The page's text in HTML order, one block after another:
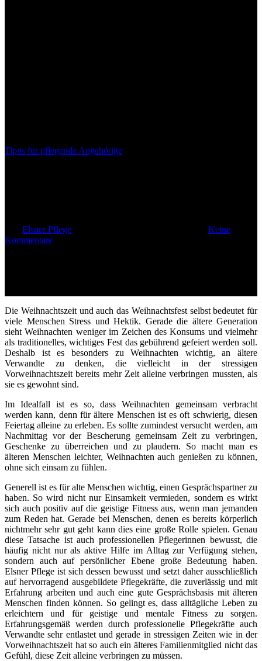
Tipps für pflegende Angehörige
Elsner Pflege
Keine
Kommentare
Die Weihnachtszeit und auch das Weihnachtsfest selbst bedeutet für
viele Menschen Stress und Hektik. Gerade die ältere Generation
sieht Weihnachten weniger im Zeichen des Konsums und vielmehr
als traditionelles, wichtiges Fest das gebührend gefeiert werden soll.
Deshalb ist es besonders zu Weihnachten wichtig, an ältere
Verwandte zu denken, die vielleicht in der stressigen
Vorweihnachtszeit bereits mehr Zeit alleine verbringen mussten, als
sie es gewohnt sind.
Im Idealfall ist es so, dass Weihnachten gemeinsam verbracht
werden kann, denn für ältere Menschen ist es oft schwierig, diesen
Feiertag alleine zu erleben. Es sollte zumindest versucht werden, am
Nachmittag vor der Bescherung gemeinsam Zeit zu verbringen,
Geschenke zu überreichen und zu plaudern. So macht man es
älteren Menschen leichter, Weihnachten auch genießen zu können,
ohne sich einsam zu fühlen.
Generell ist es für alte Menschen wichtig, einen Gesprächspartner zu
haben. So wird nicht nur Einsamkeit vermieden, sondern es wirkt
sich auch positiv auf die geistige Fitness aus, wenn man jemanden
zum Reden hat. Gerade bei Menschen, denen es bereits körperlich
nichtmehr sehr gut geht kann dies eine große Rolle spielen. Genau
diese Tatsache ist auch professionellen Pflegerinnen bewusst, die
häufig nicht nur als aktive Hilfe im Alltag zur Verfügung stehen,
sondern auch auf persönlicher Ebene große Bedeutung haben.
Elsner Pflege ist sich dessen bewusst und setzt daher ausschließlich
auf hervorragend ausgebildete Pflegekräfte, die zuverlässig und mit
Erfahrung arbeiten und auch eine gute Gesprächsbasis mit älteren
Menschen finden können. So gelingt es, dass alltägliche Leben zu
erleichtern und für geistige und mentale Fitness zu sorgen.
Erfahrungsgemäß werden durch professionelle Pflegekräfte auch
Verwandte sehr entlastet und gerade in stressigen Zeiten wie in der
Vorweihnachtszeit hat so auch ein älteres Familienmitglied nicht das
Gefühl, diese Zeit alleine verbringen zu müssen.